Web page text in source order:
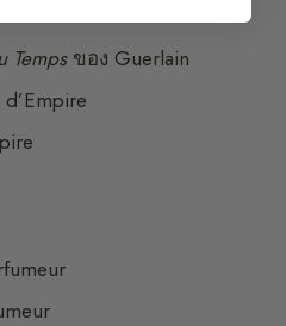
Tempsของ Guerlain